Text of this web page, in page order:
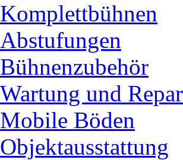
Komplettbühnen
Abstufungen
Bühnenzubehör
Wartung und
Mobile Böden
Objektausstattung